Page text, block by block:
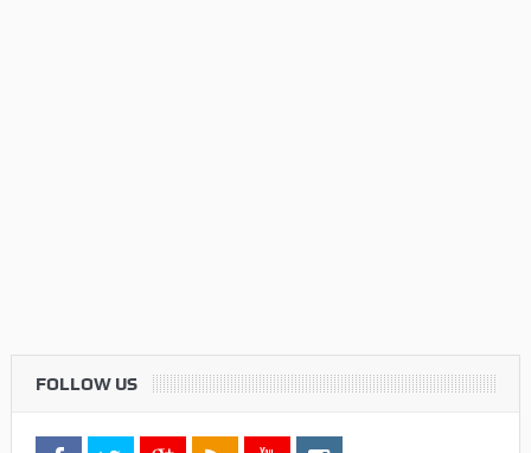
FOLLOW US